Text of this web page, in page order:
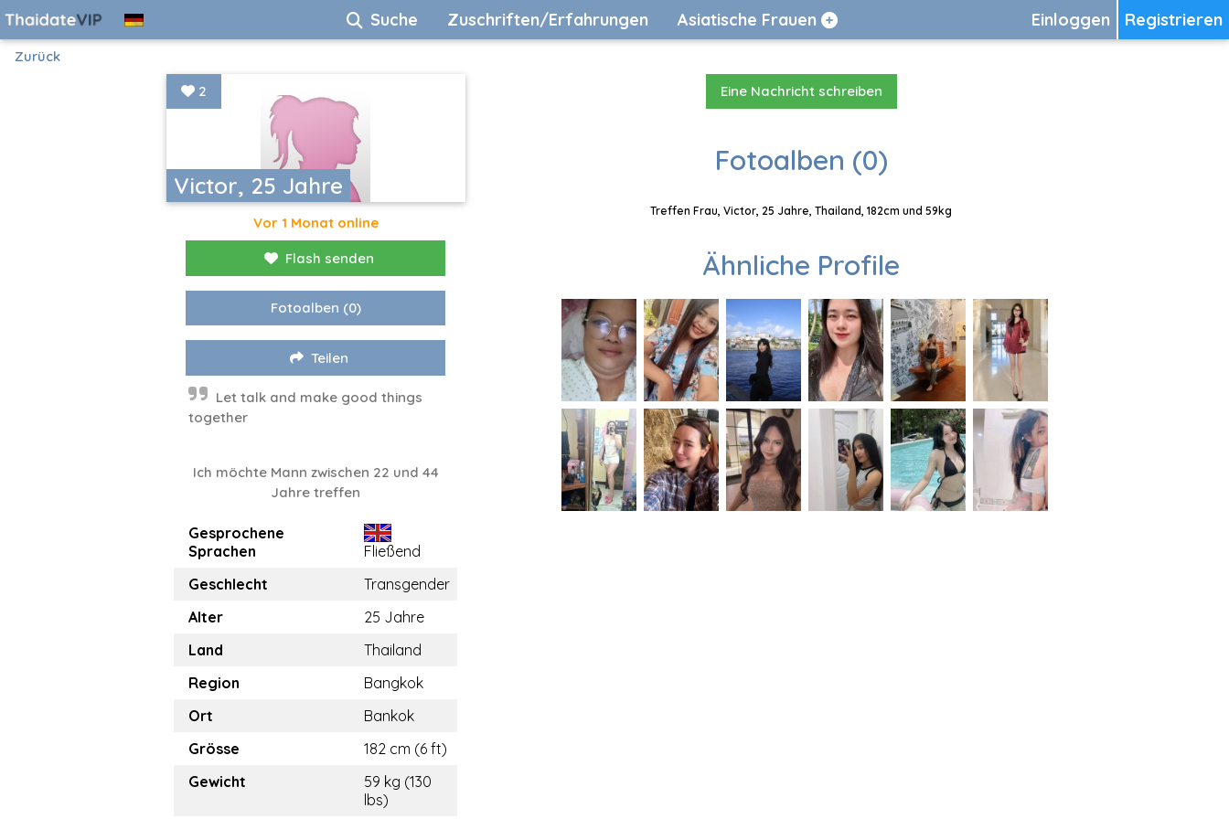
Registrieren
Einloggen
Suche Zuschriften/Erfahrungen Asiatische Frauen
Zurück
Victor, 25 Jahre
2
Vor 1 Monat online
Flash senden
Fotoalben (0)
Teilen
Let talk and make good things
together
Ich möchte Mann zwischen 22 und 44
Jahre treffen
Gesprochene
Sprachen
Fließend
Geschlecht
Transgender
Alter
25 Jahre
Land
Thailand
Region
Bangkok
Ort
Bankok
Grösse
182 cm (6 ft)
Gewicht
59 kg (130
lbs)
Eine Nachricht schreiben
Fotoalben (0)
Treffen Frau, Victor, 25 Jahre, Thailand, 182cm und 59kg
Ähnliche Profile